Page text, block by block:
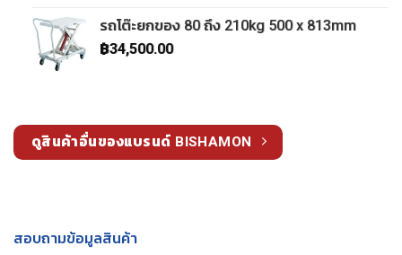
รถโต๊ะยกของ 80 ถึง 210kg 500 x 813mm
฿34,500.00
ดูสินค้าอื่นของแบรนด์ BISHAMON
สอบถามข้อมูลสินค้า